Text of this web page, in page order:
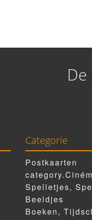
Categorie
Postkaarten
Spelletjes,
Beeldjes
Boeken,